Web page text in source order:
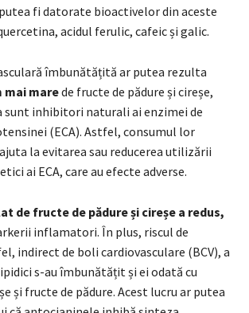
fi datorate bioactivelor din aceste
acidul ferulic, cafeic și galic.
îmbunătățită ar putea rezulta
mai marede fructe de pădure și cireșe,
sunt inhibitori naturali ai enzimei de
(ECA). Astfel, consumul lor
la evitarea sau reducerea utilizării
ai ECA, care au efecte adverse.
de fructe de pădure și cireșe a redus,
inflamatori. În plus, riscul de
indirect de boli cardiovasculare (BCV), a
s-au îmbunătățit și ei odată cu
și fructe de pădure. Acest lucru ar putea